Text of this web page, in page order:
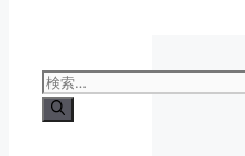
検
索: